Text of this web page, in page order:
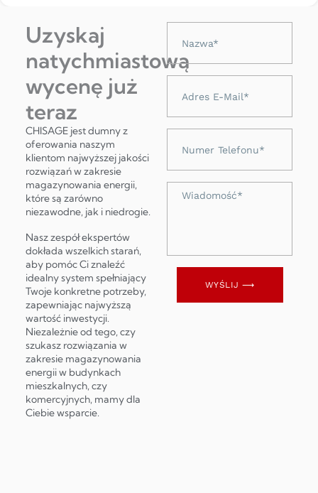
Uzyskaj
natychmiastową
wycenę już
teraz
CHISAGE jest dumny z
oferowania naszym
klientom najwyższej jakości
rozwiązań w zakresie
magazynowania energii,
które są zarówno
niezawodne, jak i niedrogie.
Nasz zespół ekspertów
dokłada wszelkich starań,
aby pomóc Ci znaleźć
idealny system spełniający
Twoje konkretne potrzeby,
zapewniając najwyższą
wartość inwestycji.
Niezależnie od tego, czy
szukasz rozwiązania w
zakresie magazynowania
energii w budynkach
mieszkalnych, czy
komercyjnych, mamy dla
Ciebie wsparcie.
telefonu
WYŚLIJ ⟶